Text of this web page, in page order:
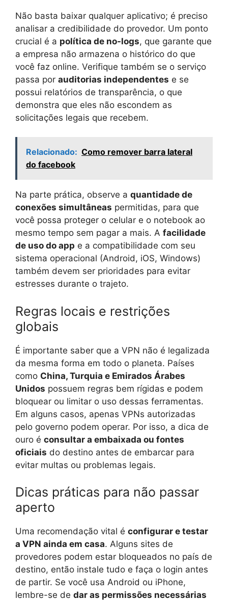
Não basta baixar qualquer aplicativo; é preciso
analisar a credibilidade do provedor. Um ponto
crucial é a política de no-logs, que garante que
a empresa não armazena o histórico do que
você faz online. Verifique também se o serviço
passa por auditorias independentes e se
possui relatórios de transparência, o que
demonstra que eles não escondem as
solicitações legais que recebem.
Relacionado: Como remover barra lateral
do facebook
Na parte prática, observe a quantidade de
conexões simultâneas permitidas, para que
você possa proteger o celular e o notebook ao
mesmo tempo sem pagar a mais. A facilidade
de uso do app e a compatibilidade com seu
sistema operacional (Android, iOS, Windows)
também devem ser prioridades para evitar
estresses durante o trajeto.
Regras locais e restrições
globais
É importante saber que a VPN não é legalizada
da mesma forma em todo o planeta. Países
como China, Turquia e Emirados Árabes
Unidos possuem regras bem rígidas e podem
bloquear ou limitar o uso dessas ferramentas.
Em alguns casos, apenas VPNs autorizadas
pelo governo podem operar. Por isso, a dica de
ouro é consultar a embaixada ou fontes
oficiais do destino antes de embarcar para
evitar multas ou problemas legais.
Dicas práticas para não passar
aperto
Uma recomendação vital é configurar e testar
a VPN ainda em casa. Alguns sites de
provedores podem estar bloqueados no país de
destino, então instale tudo e faça o login antes
de partir. Se você usa Android ou iPhone,
lembre-se de dar as permissões necessárias